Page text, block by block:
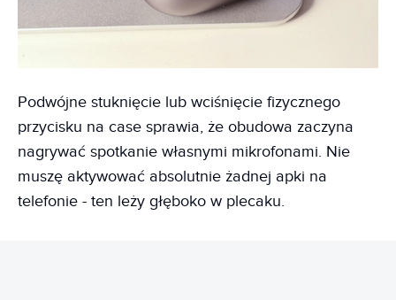
Podwójne stuknięcie lub wciśnięcie fizycznego
przycisku na case sprawia, że obudowa zaczyna
nagrywać spotkanie własnymi mikrofonami. Nie
muszę aktywować absolutnie żadnej apki na
telefonie - ten leży głęboko w plecaku.